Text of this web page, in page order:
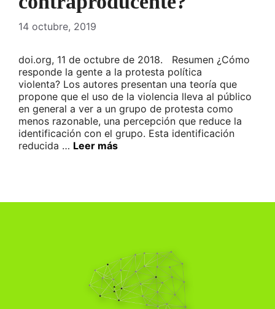
14 octubre, 2019
doi.org, 11 de octubre de 2018. Resumen ¿Cómo
responde la gente a la protesta política
violenta? Los autores presentan una teoría que
propone que el uso de la violencia lleva al público
en general a ver a un grupo de protesta como
menos razonable, una percepción que reduce la
identificación con el grupo. Esta identificación
reducida … Leer más